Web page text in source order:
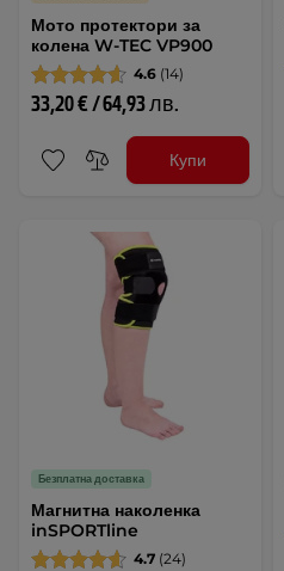
Мото протектори за
колена W-TEC VP900
4.6 (14)
33,20 € / 64,93 лв.
Купи
Безплатна доставка
Магнитна наколенка
inSPORTline
4.7 (24)